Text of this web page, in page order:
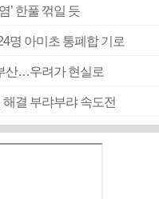
’ 한풀 꺾일 듯
명 아미초 통폐합 기로
산…우려가 현실로
결 부랴부랴 속도전